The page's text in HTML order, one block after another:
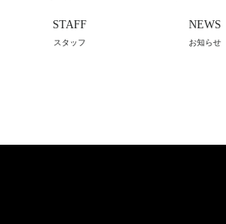
STAFF
スタッフ
NEWS
お知らせ